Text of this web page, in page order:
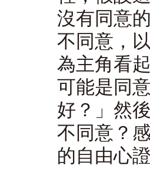
沒有同意
不同意，
為主角看
可能是同
好？」然
不同意？
的自由心證